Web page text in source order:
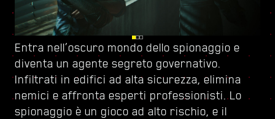
Entra nell’oscuro mondo dello spionaggio e
diventa un agente segreto governativo.
Infiltrati in edifici ad alta sicurezza, elimina
nemici e affronta esperti professionisti. Lo
spionaggio è un gioco ad alto rischio, e il
Guardati le spalle a Dogtown, una zona della
città dominata da una milizia dal grilletto
facile. Le sue strutture fatiscenti sono piene
di segreti e opportunità che possono essere
sfruttate da chi sia disposto a correre
Potenziati conun nuovo albero delle abilitàe
crea il tuo stile di gioco personalizzato. Sfrutta
ogni nuova arma e pezzo di cyberware a tua
disposizione per sopravvivere in un mondo di
truffatori disperati, netrunner malfamati e